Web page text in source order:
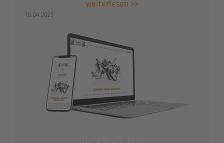
weiterlesen >>
16.04.2025